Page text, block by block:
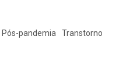
Pós-pandemia Transtorno